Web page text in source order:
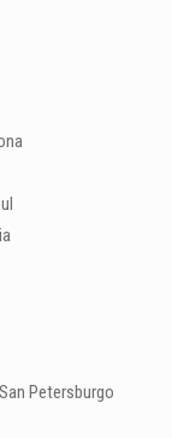
Petersburgo